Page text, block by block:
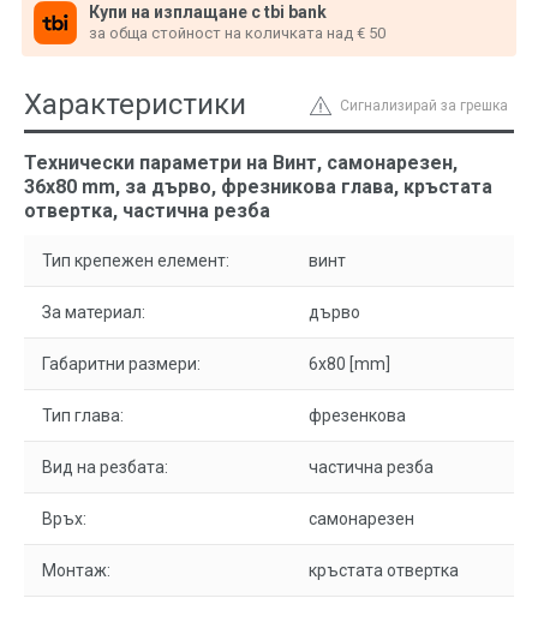
Купи на изплащане с tbi bank
за обща стойност на количката над € 50
Сигнализирай за грешка
Характеристики
Технически параметри на Винт, самонарезен,
36x80 mm, за дърво, фрезникова глава, кръстата
отвертка, частична резба
Тип крепежен елемент: винт
За материал: дърво
Габаритни размери: 6x80 [mm]
Тип глава: фрезенкова
Вид на резбата: частична резба
Връх: самонарезен
Монтаж: кръстата отвертка